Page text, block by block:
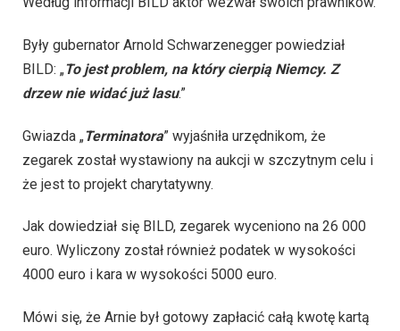
Były gubernator Arnold Schwarzenegger powiedział
BILD: „To jest problem, na który cierpią Niemcy. Z
drzew nie widać już lasu.”
Gwiazda „Terminatora” wyjaśniła urzędnikom, że
zegarek został wystawiony na aukcji w szczytnym celu i
że jest to projekt charytatywny.
Jak dowiedział się BILD, zegarek wyceniono na 26 000
euro. Wyliczony został również podatek w wysokości
4000 euro i kara w wysokości 5000 euro.
Mówi się, że Arnie był gotowy zapłacić całą kwotę kartą